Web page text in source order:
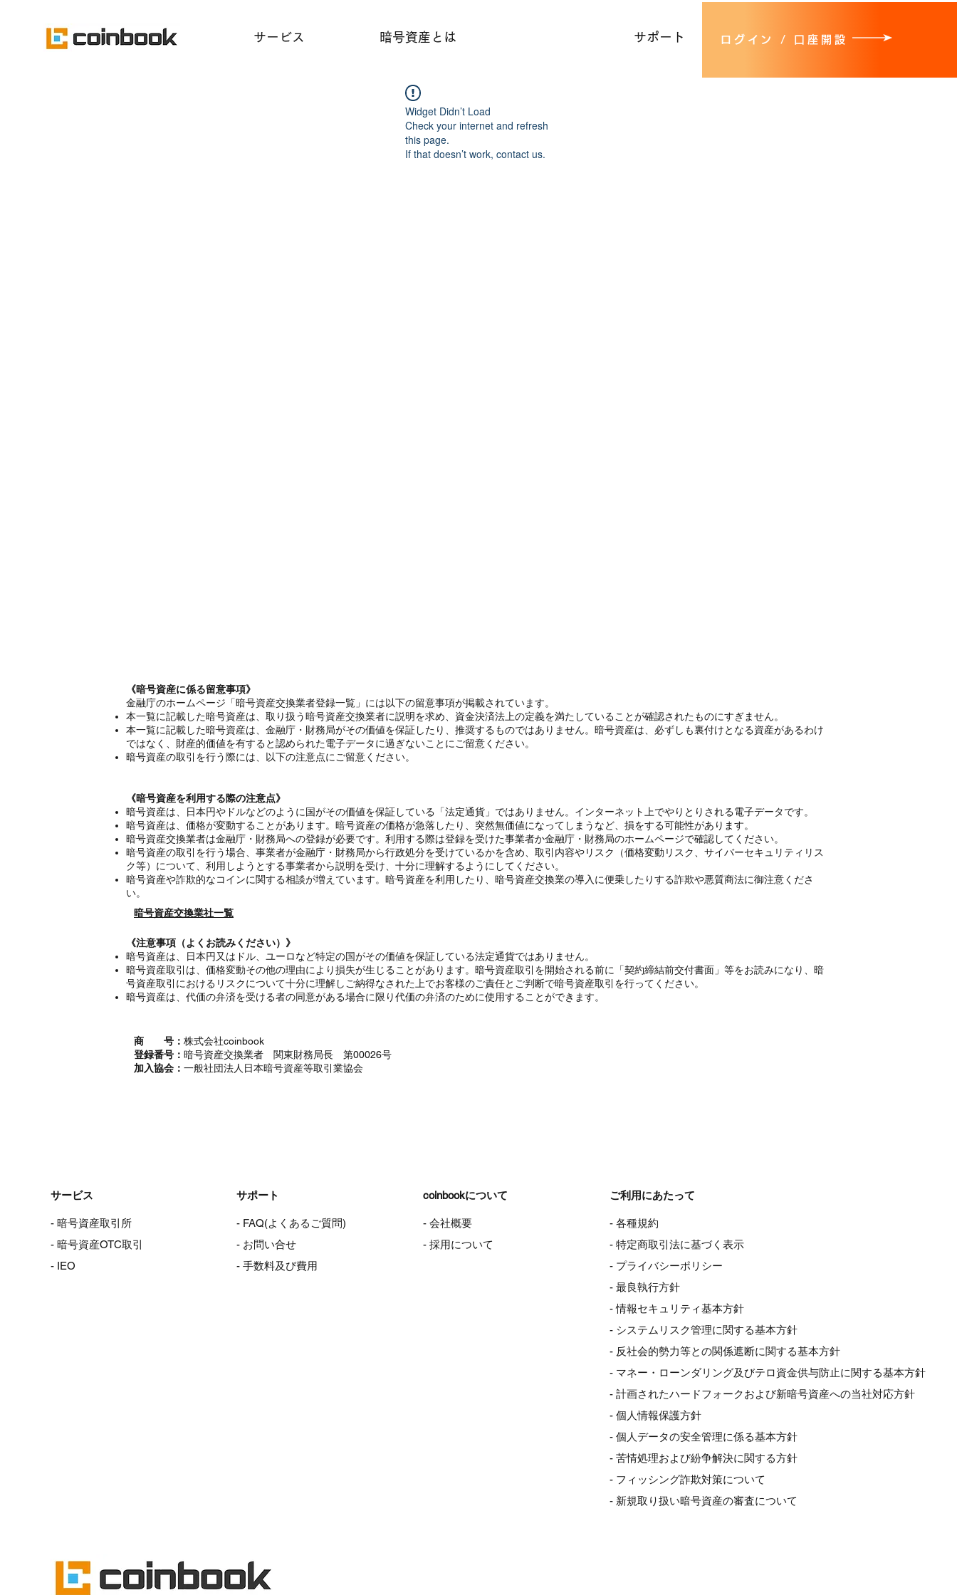
​サービス 暗号資産とは サポート ログイン / 口座開設
Widget Didn’t Load
Check your internet and refresh
this page.
If that doesn’t work, contact us.
《暗号資産に係る留意事項》
金融庁のホームページ「暗号資産交換業者登録一覧」には以下の留意事項が掲載されています。
本一覧に記載した暗号資産は、取り扱う暗号資産交換業者に説明を求め、資金決済法上の定義を満たしていることが確認されたものにすぎません。
本一覧に記載した暗号資産は、金融庁・財務局がその価値を保証したり、推奨するものではありません。暗号資産は、必ずしも裏付けとなる資産があるわけ
ではなく、財産的価値を有すると認められた電子データに過ぎないことにご留意ください。
暗号資産の取引を行う際には、以下の注意点にご留意ください。
《暗号資産を利用する際の注意点》
暗号資産は、日本円やドルなどのように国がその価値を保証している「法定通貨」ではありません。インターネット上でやりとりされる電子データです。
暗号資産は、価格が変動することがあります。暗号資産の価格が急落したり、突然無価値になってしまうなど、損をする可能性があります。
暗号資産交換業者は金融庁・財務局への登録が必要です。利用する際は登録を受けた事業者か金融庁・財務局のホームページで確認してください。
暗号資産の取引を行う場合、事業者が金融庁・財務局から行政処分を受けているかを含め、取引内容やリスク（価格変動リスク、サイバーセキュリティリス
ク等）について、利用しようとする事業者から説明を受け、十分に理解するようにしてください。
暗号資産や詐欺的なコインに関する相談が増えています。暗号資産を利用したり、暗号資産交換業の導入に便乗したりする詐欺や悪質商法に御注意くださ
い。
暗号資産交換業社一覧
《注意事項（よくお読みください）》
暗号資産は、日本円又はドル、ユーロなど特定の国がその価値を保証している法定通貨ではありません。
暗号資産取引は、価格変動その他の理由により損失が生じることがあります。暗号資産取引を開始される前に「契約締結前交付書面」等をお読みになり、暗
号資産取引におけるリスクについて十分に理解しご納得なされた上でお客様のご責任とご判断で暗号資産取引を行ってください。
暗号資産は、代価の弁済を受ける者の同意がある場合に限り代価の弁済のために使用することができます。
商 号： 株式会社coinbook
登録番号： 暗号資産交換業者 関東財務局長 第00026号
加入協会： 一般社団法人日本暗号資産等取引業協会
coinbookについて
- 会社概要
- 採用について
サポート
- FAQ(よくあるご質問)
- お問い合せ
- 手数料及び費用
サービス
- 暗号資産取引所
- 暗号資産OTC取引
- IEO
ご利用にあたって
- 各種規約
- 特定商取引法に基づく表示
- プライバシーポリシー
- 最良執行方針
- 情報セキュリティ基本方針
- システムリスク管理に関する基本方針
- 反社会的勢力等との関係遮断に関する基本方針
- マネー・ローンダリング及びテロ資金供与防止に関する基本方針
- 計画されたハードフォークおよび新暗号資産への当社対応方針
- 個人情報保護方針
- 個人データの安全管理に係る基本方針
- 苦情処理および紛争解決に関する方針
- フィッシング詐欺対策について
- 新規取り扱い暗号資産の審査について